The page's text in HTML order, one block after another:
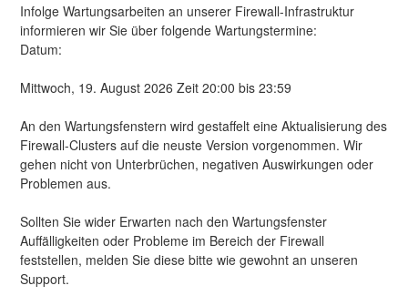
Infolge Wartungsarbeiten an unserer Firewall-Infrastruktur
informieren wir Sie über folgende Wartungstermine:
Datum:
Mittwoch, 19. August 2026 Zeit 20:00 bis 23:59
An den Wartungsfenstern wird gestaffelt eine Aktualisierung des
Firewall-Clusters auf die neuste Version vorgenommen. Wir
gehen nicht von Unterbrüchen, negativen Auswirkungen oder
Problemen aus.
Sollten Sie wider Erwarten nach den Wartungsfenster
Auffälligkeiten oder Probleme im Bereich der Firewall
feststellen, melden Sie diese bitte wie gewohnt an unseren
Support.